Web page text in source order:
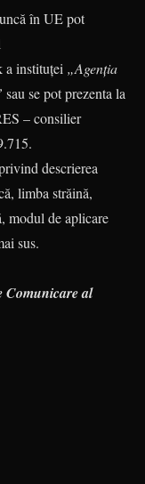
în UE pot
a instituței „Agenția
sau se pot prezenta la
– consilier
descrierea
limba străină,
modul de aplicare
sus.
al